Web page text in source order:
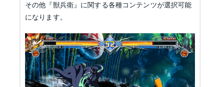
その他『獣兵衛』に関する各種コンテンツが選択可能
になります。